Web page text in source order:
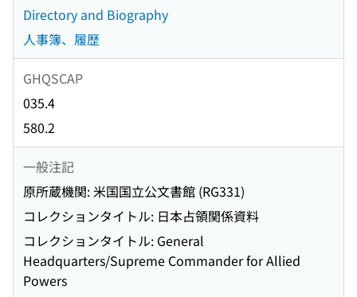
Directory and Biography
人事簿、履歴
GHQSCAP
035.4
580.2
一般注記
原所蔵機関: 米国国立公文書館 (RG331)
コレクションタイトル: 日本占領関係資料
コレクションタイトル: General
Headquarters/Supreme Commander for Allied
Powers